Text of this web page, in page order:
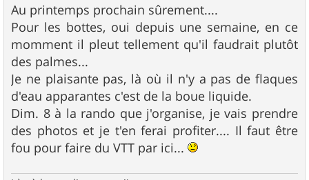
Au printemps prochain sûrement....
Pour les bottes, oui depuis une semaine, en ce
momment il pleut tellement qu'il faudrait plutôt
des palmes...
Je ne plaisante pas, là où il n'y a pas de flaques
d'eau apparantes c'est de la boue liquide.
Dim. 8 à la rando que j'organise, je vais prendre
des photos et je t'en ferai profiter.... Il faut être
fou pour faire du VTT par ici...